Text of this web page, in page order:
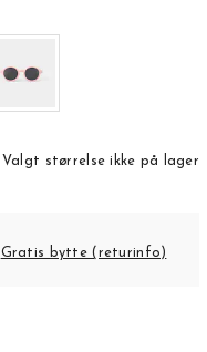
Valgt størrelse ikke på lager
Gratis bytte (returinfo)